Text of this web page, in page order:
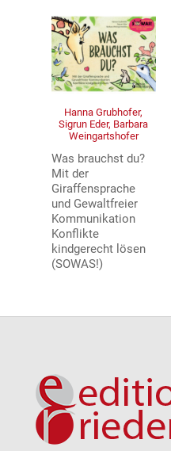
Hanna Grubhofer,
Sigrun Eder, Barbara
Weingartshofer
Was brauchst du?
Mit der
Giraffensprache
und Gewaltfreier
Kommunikation
Konflikte
kindgerecht lösen
(SOWAS!)